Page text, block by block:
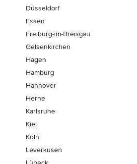
Düsseldorf
Essen
Freiburg-im-Breisgau
Gelsenkirchen
Hagen
Hamburg
Hannover
Herne
Karlsruhe
Kiel
Köln
Leverkusen